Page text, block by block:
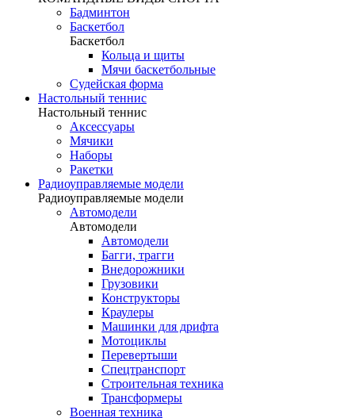
Бадминтон
Баскетбол
Баскетбол
Кольца и щиты
Мячи баскетбольные
Судейская форма
Настольный теннис
Настольный теннис
Аксессуары
Мячики
Наборы
Ракетки
Радиоуправляемые модели
Радиоуправляемые модели
Автомодели
Автомодели
Автомодели
Багги, трагги
Внедорожники
Грузовики
Конструкторы
Краулеры
Машинки для дрифта
Мотоциклы
Перевертыши
Спецтранспорт
Строительная техника
Трансформеры
Военная техника